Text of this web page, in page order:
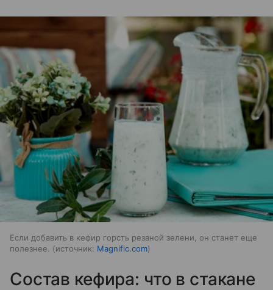
Если добавить в кефир горсть резаной зелени, он станет еще
полезнее.
источник: Magnific.com
Состав кефира: что в стакане